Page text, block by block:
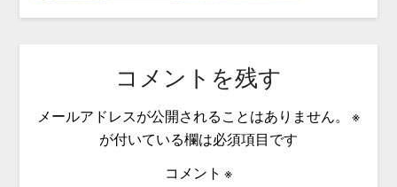
コメントを残す
メールアドレスが公開されることはありません。
※
が付いている欄は必須項目です
コメント ※